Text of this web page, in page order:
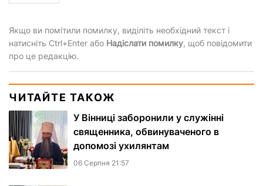
Якщо ви помітили помилку, виділіть необхідний текст і
натисніть Ctrl+Enter або Надіслати помилку, щоб повідомити
про це редакцію.
ЧИТАЙТЕ ТАКОЖ
У Вінниці заборонили у служінні
священника, обвинуваченого в
допомозі ухилянтам
06 Серпня 21:57